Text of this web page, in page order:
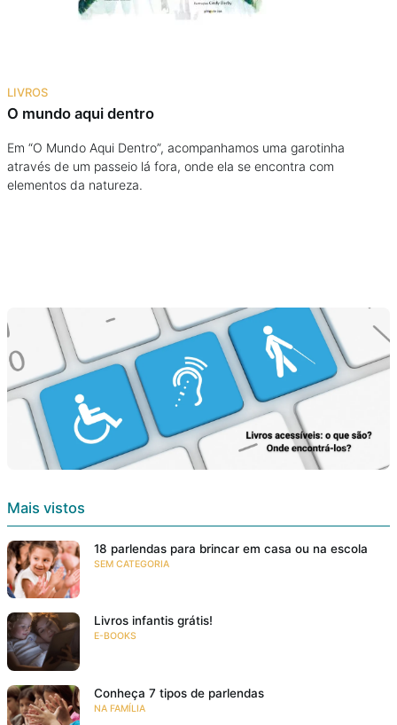
LIVROS
O mundo aqui dentro
Em “O Mundo Aqui Dentro”, acompanhamos uma garotinha
através de um passeio lá fora, onde ela se encontra com
elementos da natureza.
Mais vistos
18 parlendas para brincar em casa ou na escola
SEM CATEGORIA
Livros infantis grátis!
E-BOOKS
Conheça 7 tipos de parlendas
NA FAMÍLIA